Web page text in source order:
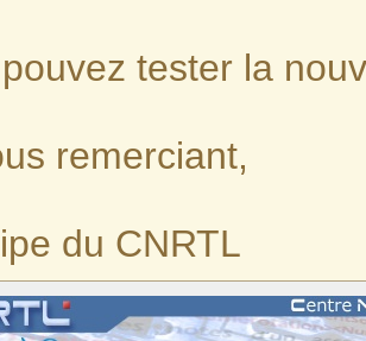
tester la
remerciant,
du CNRTL